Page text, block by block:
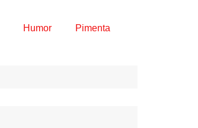
Humor Pimenta